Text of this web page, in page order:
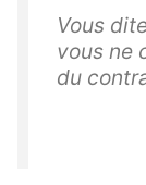
Vous
vous ne
du